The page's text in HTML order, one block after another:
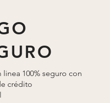
linea 100% seguro con
crédito